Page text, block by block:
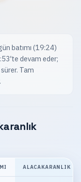
batımı (19:24)
devam eder;
Tam
ALACAKARANLIK